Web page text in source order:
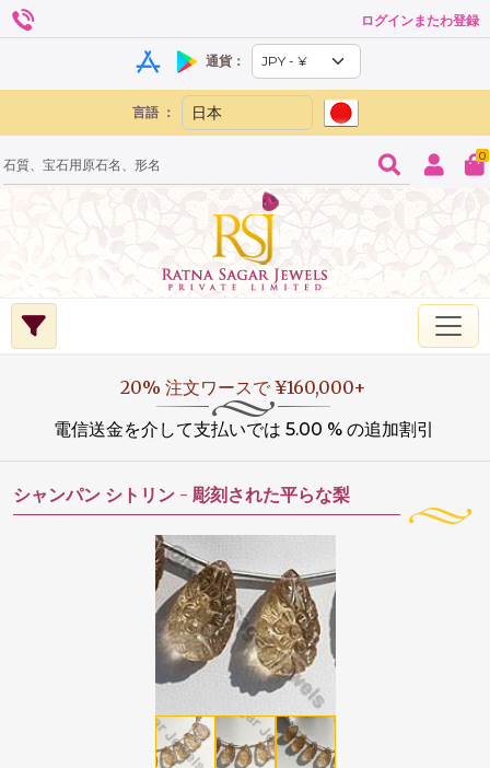
ログインまたわ登録
通貨：
言語 ：
0
20% 注文ワースで ¥160,000+
電信送金を介して支払いでは 5.00 % の追加割引
シャンパン シトリン - 彫刻された平らな梨